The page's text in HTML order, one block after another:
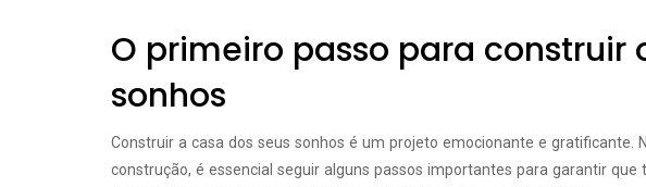
O primeiro passo para construir
sonhos
Construir a casa dos seus sonhos é um projeto emocionante e gratificante.
construção, é essencial seguir alguns passos importantes para garantir que